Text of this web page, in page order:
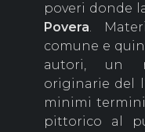
poveri donde
Povera.
comune e
autori, un
originarie del
minimi
pittorico al